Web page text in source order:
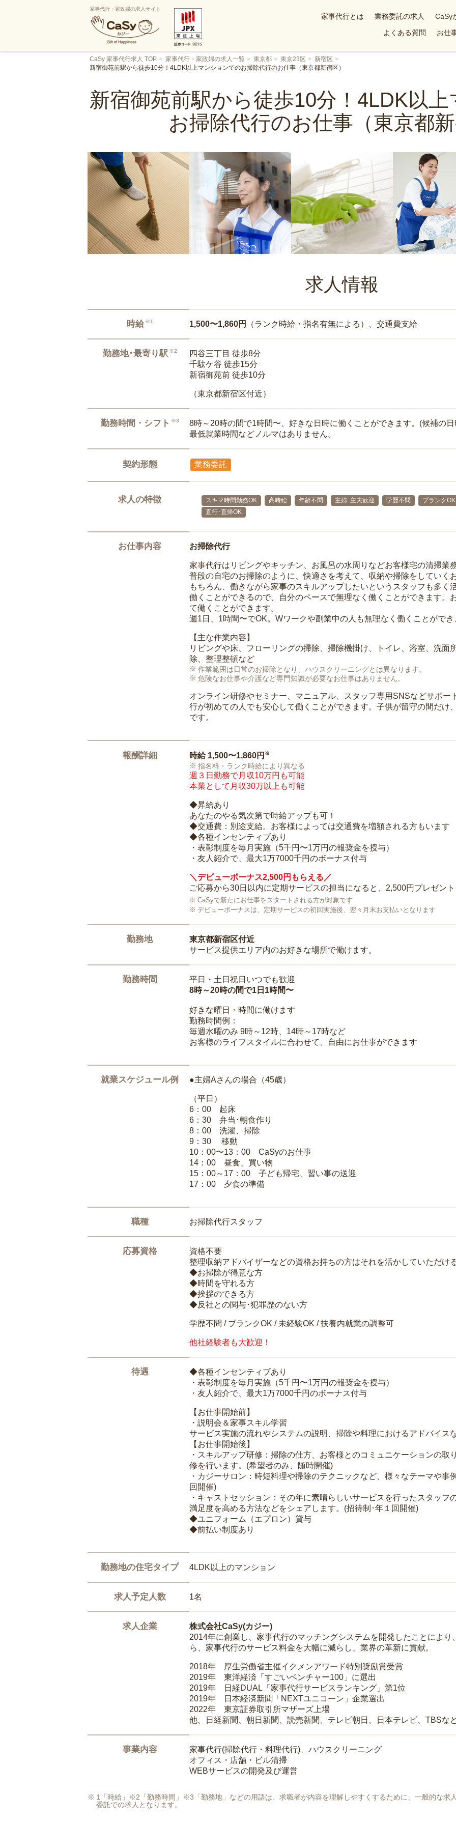
家事代行・家政婦の求人サイト
家事代行とは 業務委託の求人 CaSy
よくある質問
お仕
CaSy 家事代行求人 TOP 家事代行・家政婦の求人一覧 東京都 東京23区
新宿区
新宿御苑前駅から徒歩10分！4LDK以上マンションでのお掃除代行のお仕事（東京都新宿区）
新宿御苑前駅から徒歩10分！4LDK以
お掃除代行のお仕事（東京都新
求人情報
時給 ※1 1,500〜1,860円 （ランク時給・指名有無による）、交通費支給
勤務地･最寄り駅 ※2
四谷三丁目 徒歩8分
千駄ケ谷 徒歩15分
新宿御苑前 徒歩10分
（東京都新宿区付近）
勤務時間・シフト ※3
8時～20時の間で1時間〜、好きな日時に働くことができます。(候補の
最低就業時間などノルマはありません。
契約形態 業務委託
求人の特徴 スキマ時間勤務OK 高時給 年齢不問 主婦･主夫歓迎 学歴不問 ブランクOK
直行･直帰OK
お仕事内容 お掃除代行
家事代行はリビングやキッチン、お風呂の水周りなどお客様宅の清掃業務
普段の自宅のお掃除のように、快適さを考えて、収納や掃除をしていく
もちろん、働きながら家事のスキルアップしたいというスタッフも多く
働くことができるので、自分のペースで無理なく働くことができます。
て働くことができます。
週1日、1時間〜でOK。Wワークや副業中の人も無理なく働くことができ
【主な作業内容】
リビングや床、フローリングの掃除、掃除機掛け、トイレ、浴室、洗面
除、整理整頓など
作業範囲は日常のお掃除となり、ハウスクリーニングとは異なります。
危険なお仕事や介護など専門知識が必要なお仕事はありません。
オンライン研修やセミナー、マニュアル、スタッフ専用SNSなどサポー
行が初めての人でも安心して働くことができます。子供が留守の間だけ
です。
報酬詳細 時給 1,500〜1,860円 ※
指名料・ランク時給により異なる
週３日勤務で月収10万円も可能
本業として月収30万以上も可能
◆昇給あり
あなたのやる気次第で時給アップも可！
◆交通費：別途支給。お客様によっては交通費を増額される方もいます
◆各種インセンティブあり
・表彰制度を毎月実施（5千円〜1万円の報奨金を授与）
・友人紹介で、最大1万7000千円のボーナス付与
＼デビューボーナス2,500円もらえる／
ご応募から30日以内に定期サービスの担当になると、2,500円プレゼント
CaSyで新たにお仕事をスタートされる方が対象です
デビューボーナスは、定期サービスの初回実施後、翌々月末お支払いとなります
勤務地
東京都新宿区付近
サービス提供エリア内のお好きな場所で働けます。
勤務時間
平日・土日祝日いつでも歓迎
8時～20時の間で1日1時間〜
好きな曜日・時間に働けます
勤務時間例：
毎週水曜のみ 9時～12時、14時～17時など
お客様のライフスタイルに合わせて、自由にお仕事ができます
就業スケジュール例 ●主婦Aさんの場合（45歳）
（平日）
6：00 起床
6：30 弁当･朝食作り
8：00 洗濯、掃除
9：30 移動
10：00〜13：00 CaSyのお仕事
14：00 昼食、買い物
15：00～17：00 子ども帰宅、習い事の送迎
17：00 夕食の準備
職種 お掃除代行スタッフ
応募資格
資格不要
整理収納アドバイザーなどの資格お持ちの方はそれを活かしていただけ
◆お掃除が得意な方
◆時間を守れる方
◆挨拶のできる方
◆反社との関与･犯罪歴のない方
学歴不問 / ブランクOK / 未経験OK / 扶養内就業の調整可
他社経験者も大歓迎！
待遇
◆各種インセンティブあり
・表彰制度を毎月実施（5千円〜1万円の報奨金を授与）
・友人紹介で、最大1万7000千円のボーナス付与
【お仕事開始前】
・説明会＆家事スキル学習
サービス実施の流れやシステムの説明、掃除や料理におけるアドバイス
【お仕事開始後】
・スキルアップ研修：掃除の仕方、お客様とのコミュニケーションの
修を行います。(希望者のみ、随時開催)
・カジーサロン：時短料理や掃除のテクニックなど、様々なテーマや事
回開催)
・キャストセッション：その年に素晴らしいサービスを行ったスタッ
満足度を高める方法などをシェアします。(招待制･年１回開催)
◆ユニフォーム（エプロン）貸与
◆前払い制度あり
勤務地の住宅タイプ 4LDK以上のマンション
求人予定人数 1名
求人企業
株式会社CaSy(カジー)
2014年に創業し、家事代行のマッチングシステムを開発したことによ
ら、家事代行のサービス料金を大幅に減らし、業界の革新に貢献。
2018年 厚生労働省主催イクメンアワード特別奨励賞受賞
2019年 東洋経済「すごいベンチャー100」に選出
2019年 日経DUAL「家事代行サービスランキング」第1位
2019年 日本経済新聞「NEXTユニコーン」企業選出
2022年 東京証券取引所マザーズ上場
他、日経新聞、朝日新聞、読売新聞、テレビ朝日、日本テレビ、TBSな
事業内容
家事代行(掃除代行・料理代行)、ハウスクリーニング
オフィス・店舗・ビル清掃
WEBサービスの開発及び運営
1「時給」※2「勤務時間」※3「勤務地」などの用語は、求職者が内容を理解しやすくするために、一般的な求
委託での求人となります。